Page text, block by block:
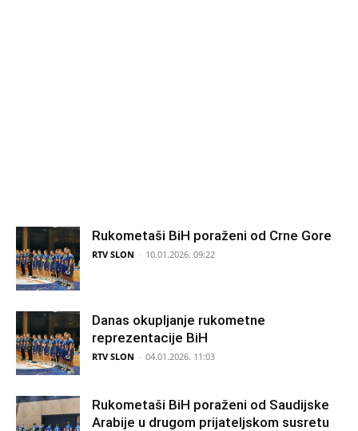
Rukometaši BiH poraženi od Crne Gore
RTV SLON - 10.01.2026. 09:22
Danas okupljanje rukometne
reprezentacije BiH
RTV SLON - 04.01.2026. 11:03
Rukometaši BiH poraženi od Saudijske
Arabije u drugom prijateljskom susretu